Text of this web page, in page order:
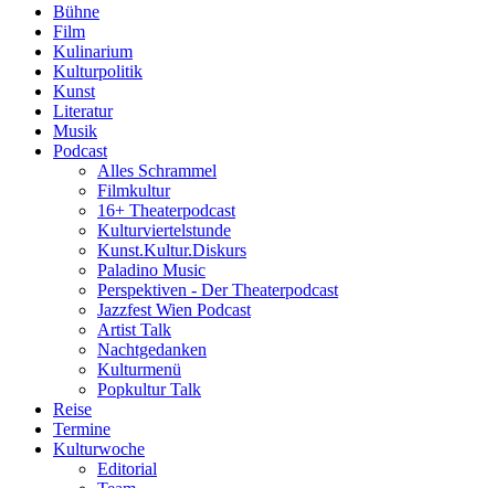
Bühne
Film
Kulinarium
Kulturpolitik
Kunst
Literatur
Musik
Podcast
Alles Schrammel
Filmkultur
16+ Theaterpodcast
Kulturviertelstunde
Kunst.Kultur.Diskurs
Paladino Music
Perspektiven - Der Theaterpodcast
Jazzfest Wien Podcast
Artist Talk
Nachtgedanken
Kulturmenü
Popkultur Talk
Reise
Termine
Kulturwoche
Editorial